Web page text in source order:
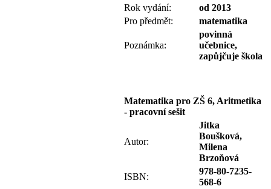
Rok vydání:
od 2013
Pro předmět:
matematika
Poznámka:
povinná
učebnice,
zapůjčuje škola
Matematika pro ZŠ 6, Aritmetika
- pracovní sešit
Autor:
Jitka
Boušková,
Milena
Brzoňová
ISBN:
978-80-7235-
568-6